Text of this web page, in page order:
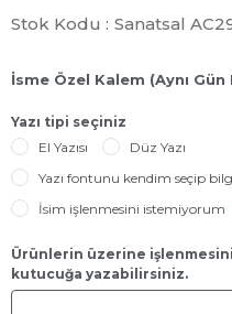
Stok Kodu : Sanatsal
İsme Özel Kalem (Aynı Gün
Yazı tipi seçiniz
El Yazısı
Düz Yazı
Yazı fontunu kendim seçip
İsim işlenmesini istemiyorum
Ürünlerin üzerine
kutucuğa yazabilirsiniz.